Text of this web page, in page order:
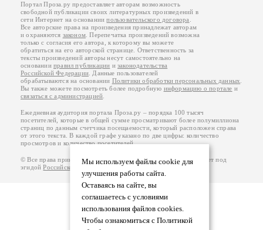
Мы используем файлы cookie для
улучшения работы сайта.
Оставаясь на сайте, вы
соглашаетесь с условиями
использования файлов cookies.
Чтобы ознакомиться с Политикой
Портал Проза.ру предоставляет авторам возможность
свободной публикации своих литературных произведений в
сети Интернет на основаниипользовательского договора
Все авторские права на произведения принадлежат авторам
и охраняются законом . Перепечатка произведений возможна
только с согласия его автора, к которому вы можете
обратиться на его авторской странице. Ответственность за
тексты произведений авторы несут самостоятельно на
основанииправил публикации изаконодательства
Российской Федерации . Данные пользователей
обрабатываются на основании Политики обработки персональных данных
Вы также можете посмотреть более подробную информацию о портале и
связаться с администрацией
Ежедневная аудитория портала Проза.ру – порядка 100 тысяч
посетителей, которые в общей сумме просматривают более полумиллиона
страниц по данным счетчика посещаемости, который расположен справа
от этого текста. В каждой графе указано по две цифры: количество
просмотров и количество посетителей.
© Все права принадлежат авторам, 2000-2026. Портал работает под
эгидойРоссийского союза писателей 18+